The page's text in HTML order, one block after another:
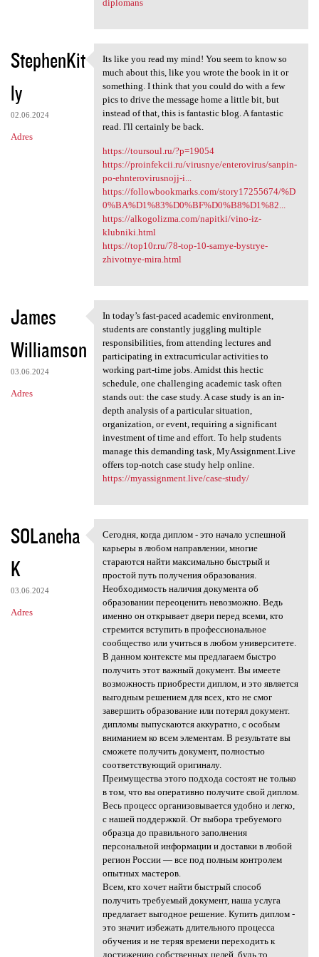
diplomans
StephenKit
ly
02.06.2024
Adres
Its like you read my mind!
Its like you read my mind! You seem to know so
much about this, like you wrote the book in it or
something. I think that you could do with a few
pics to drive the message home a little bit, but
instead of that, this is fantastic blog. A fantastic
read. I'll certainly be back.
https://toursoul.ru/?p=19054
https://proinfekcii.ru/virusnye/enterovirus/sanpin-
po-ehnterovirusnojj-i...
https://followbookmarks.com/story17255674/%D
0%BA%D1%83%D0%BF%D0%B8%D1%82...
https://alkogolizma.com/napitki/vino-iz-
klubniki.html
https://top10r.ru/78-top-10-samye-bystrye-
zhivotnye-mira.html
James
Williamson
03.06.2024
Adres
In today’s fast-paced
In today’s fast-paced academic environment,
students are constantly juggling multiple
responsibilities, from attending lectures and
participating in extracurricular activities to
working part-time jobs. Amidst this hectic
schedule, one challenging academic task often
stands out: the case study. A case study is an in-
depth analysis of a particular situation,
organization, or event, requiring a significant
investment of time and effort. To help students
manage this demanding task, MyAssignment.Live
offers top-notch case study help online.
https://myassignment.live/case-study/
SOLaneha
K
03.06.2024
Adres
Сегодня, когда диплом - это
Сегодня, когда диплом - это начало успешной
карьеры в любом направлении, многие
стараются найти максимально быстрый и
простой путь получения образования.
Необходимость наличия документа об
образовании переоценить невозможно. Ведь
именно он открывает двери перед всеми, кто
стремится вступить в профессиональное
сообщество или учиться в любом университете.
В данном контексте мы предлагаем быстро
получить этот важный документ. Вы имеете
возможность приобрести диплом, и это является
выгодным решением для всех, кто не смог
завершить образование или потерял документ.
дипломы выпускаются аккуратно, с особым
вниманием ко всем элементам. В результате вы
сможете получить документ, полностью
соответствующий оригиналу.
Преимущества этого подхода состоят не только
в том, что вы оперативно получите свой диплом.
Весь процесс организовывается удобно и легко,
с нашей поддержкой. От выбора требуемого
образца до правильного заполнения
персональной информации и доставки в любой
регион России — все под полным контролем
опытных мастеров.
Всем, кто хочет найти быстрый способ
получить требуемый документ, наша услуга
предлагает выгодное решение. Купить диплом -
это значит избежать длительного процесса
обучения и не теряя времени переходить к
достижению собственных целей, будь то